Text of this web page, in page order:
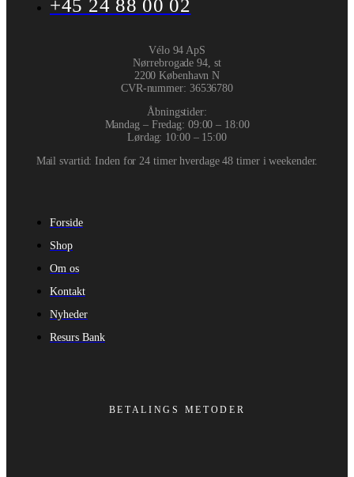
+45 24 88 00 02
Vélo 94 ApS
Nørrebrogade 94, st
2200 København N
CVR-nummer: 36536780
Åbningstider:
Mandag – Fredag: 09:00 – 18:00
Lørdag: 10:00 – 15:00
Mail svartid: Inden for 24 timer hverdage 48 timer i weekender.
Forside
Shop
Om os
Kontakt
Nyheder
Resurs Bank
BETALINGS METODER